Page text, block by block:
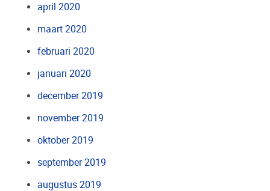
april 2020
maart 2020
februari 2020
januari 2020
december 2019
november 2019
oktober 2019
september 2019
augustus 2019